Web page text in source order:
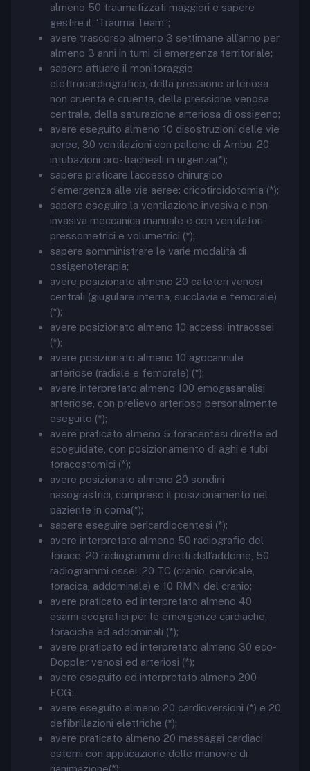
almeno 50 traumatizzati maggiori e sapere
gestire il “Trauma Team”;
avere trascorso almeno 3 settimane all’anno per
almeno 3 anni in turni di emergenza territoriale;
sapere attuare il monitoraggio
elettrocardiografico, della pressione arteriosa
non cruenta e cruenta, della pressione venosa
centrale, della saturazione arteriosa di ossigeno;
avere eseguito almeno 10 disostruzioni delle vie
aeree, 30 ventilazioni con pallone di Ambu, 20
intubazioni oro-tracheali in urgenza(*);
sapere praticare l’accesso chirurgico
d’emergenza alle vie aeree: cricotiroidotomia (*);
sapere eseguire la ventilazione invasiva e non-
invasiva meccanica manuale e con ventilatori
pressometrici e volumetrici (*);
sapere somministrare le varie modalità di
ossigenoterapia;
avere posizionato almeno 20 cateteri venosi
centrali (giugulare interna, succlavia e femorale)
(*);
avere posizionato almeno 10 accessi intraossei
(*);
avere posizionato almeno 10 agocannule
arteriose (radiale e femorale) (*);
avere interpretato almeno 100 emogasanalisi
arteriose, con prelievo arterioso personalmente
eseguito (*);
avere praticato almeno 5 toracentesi dirette ed
ecoguidate, con posizionamento di aghi e tubi
toracostomici (*);
avere posizionato almeno 20 sondini
nasograstrici, compreso il posizionamento nel
paziente in coma(*);
sapere eseguire pericardiocentesi (*);
avere interpretato almeno 50 radiografie del
torace, 20 radiogrammi diretti dell’addome, 50
radiogrammi ossei, 20 TC (cranio, cervicale,
toracica, addominale) e 10 RMN del cranio;
avere praticato ed interpretato almeno 40
esami ecografici per le emergenze cardiache,
toraciche ed addominali (*);
avere praticato ed interpretato almeno 30 eco-
Doppler venosi ed arteriosi (*);
avere eseguito ed interpretato almeno 200
ECG;
avere eseguito almeno 20 cardioversioni (*) e 20
defibrillazioni elettriche (*);
avere praticato almeno 20 massaggi cardiaci
esterni con applicazione delle manovre di
rianimazione(*);